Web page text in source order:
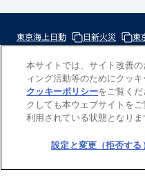
東京海上日動 日新火災
東
東京海上ミレア少額短期
次
の
一
東
上
Copyright(c) 東京
本サイトでは、サイト改善
ィング活動等のためにクッ
クッキーポリシーをご覧く
クしても本ウェブサイトを
利用されている状態となりま
設定と変更（拒否する